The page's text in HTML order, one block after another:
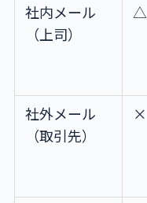
社内メール
（上司）
△
社外メール
（取引先）
×